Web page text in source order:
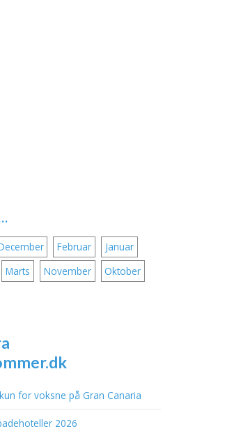
Februar
Januar
Marts November
Oktober
for voksne på Gran Canaria
2026